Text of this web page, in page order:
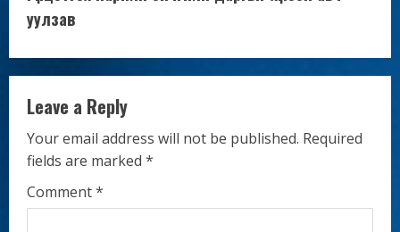
n
u
e
R
e
a
уулзав
Leave a Reply
Your email address will not be published. Required
fields are marked *
Comment*